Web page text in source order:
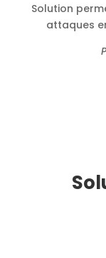
Solution
attaques